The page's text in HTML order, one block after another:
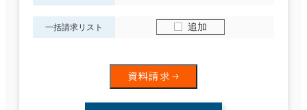
一括請求リスト 追加
資料請求
港南区
10分以内